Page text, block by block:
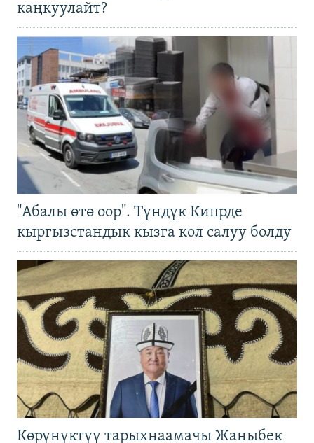
каңкуулайт?
"Абалы өтө оор". Түндүк Кипрде
кыргызстандык кызга кол салуу болду
Көрүнүктүү тарыхнаамачы Жаныбек